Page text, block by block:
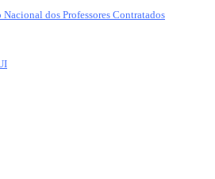
Nacional dos Professores Contratados